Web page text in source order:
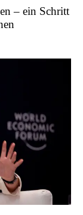
– ein Schritt